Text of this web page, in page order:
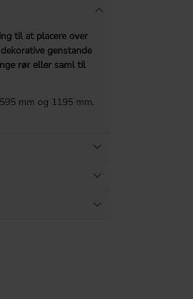
til at placere over
genstande
rør eller saml til
mm og 1195 mm.